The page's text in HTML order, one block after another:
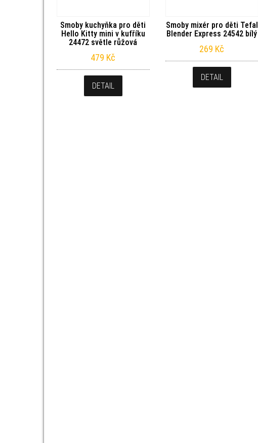
Smoby kuchyňka pro děti
Hello Kitty mini v kufříku
24472 světle růžová
479 Kč
DETAIL
Smoby mixér pro děti Tefal
Blender Express 24542 bílý
269 Kč
DETAIL